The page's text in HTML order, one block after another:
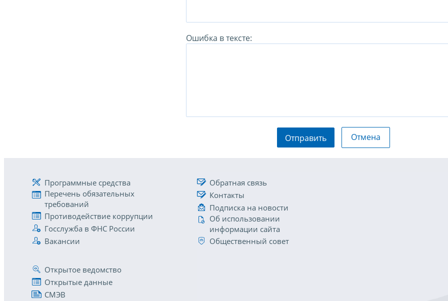
Ошибка в тексте:
Отправить Отмена
Программные средства
Перечень обязательных
требований
Противодействие коррупции
Госслужба в ФНС России
Вакансии
Обратная связь
Контакты
Подписка на новости
Об использовании
информации сайта
Общественный совет
Открытое ведомство
Открытые данные
СМЭВ